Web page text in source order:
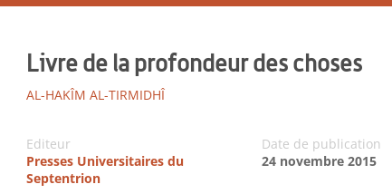
Livre de la profondeur des choses
AL-HAKÎM AL-TIRMIDHÎ
Editeur
Presses Universitaires du
Septentrion
Date de publication
24 novembre 2015